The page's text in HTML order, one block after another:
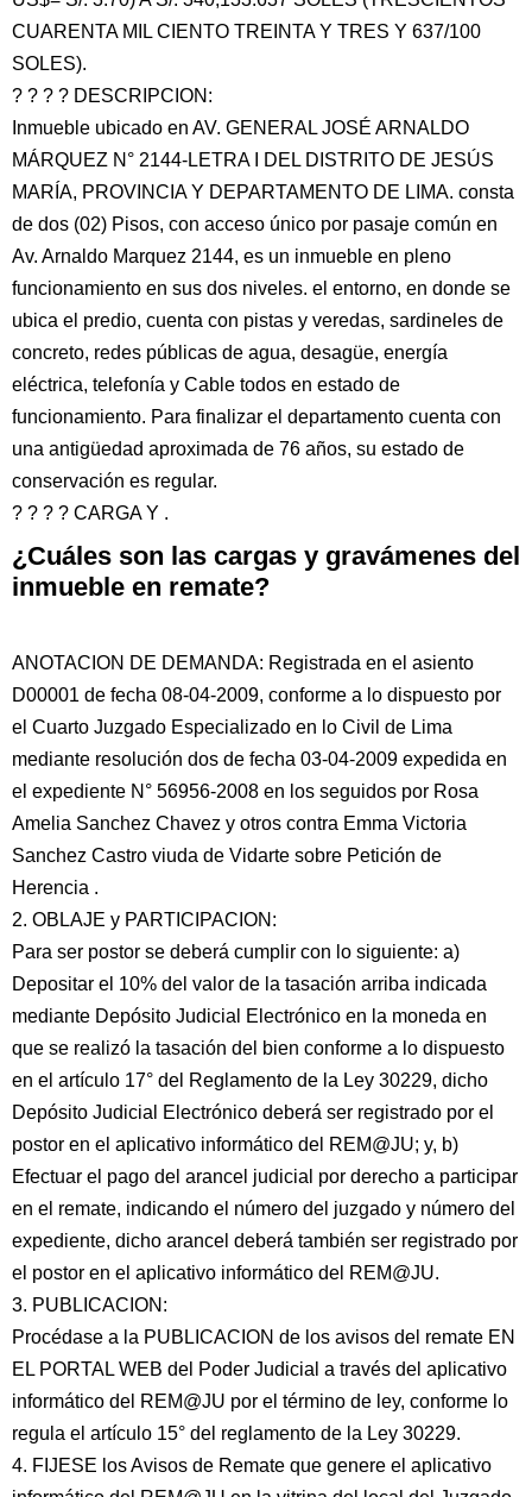
CUARENTA MIL CIENTO TREINTA Y TRES Y 637/100
SOLES).
? ? ? ? DESCRIPCION:
Inmueble ubicado en AV. GENERAL JOSÉ ARNALDO
MÁRQUEZ N° 2144-LETRA I DEL DISTRITO DE JESÚS
MARÍA, PROVINCIA Y DEPARTAMENTO DE LIMA. consta
de dos (02) Pisos, con acceso único por pasaje común en
Av. Arnaldo Marquez 2144, es un inmueble en pleno
funcionamiento en sus dos niveles. el entorno, en donde se
ubica el predio, cuenta con pistas y veredas, sardineles de
concreto, redes públicas de agua, desagüe, energía
eléctrica, telefonía y Cable todos en estado de
funcionamiento. Para finalizar el departamento cuenta con
una antigüedad aproximada de 76 años, su estado de
conservación es regular.
? ? ? ? CARGA Y .
¿Cuáles son las cargas y gravámenes del
inmueble en remate?
ANOTACION DE DEMANDA: Registrada en el asiento
D00001 de fecha 08-04-2009, conforme a lo dispuesto por
el Cuarto Juzgado Especializado en lo Civil de Lima
mediante resolución dos de fecha 03-04-2009 expedida en
el expediente N° 56956-2008 en los seguidos por Rosa
Amelia Sanchez Chavez y otros contra Emma Victoria
Sanchez Castro viuda de Vidarte sobre Petición de
Herencia .
2. OBLAJE y PARTICIPACION:
Para ser postor se deberá cumplir con lo siguiente: a)
Depositar el 10% del valor de la tasación arriba indicada
mediante Depósito Judicial Electrónico en la moneda en
que se realizó la tasación del bien conforme a lo dispuesto
en el artículo 17° del Reglamento de la Ley 30229, dicho
Depósito Judicial Electrónico deberá ser registrado por el
postor en el aplicativo informático del REM@JU; y, b)
Efectuar el pago del arancel judicial por derecho a participar
en el remate, indicando el número del juzgado y número del
expediente, dicho arancel deberá también ser registrado por
el postor en el aplicativo informático del REM@JU.
3. PUBLICACION:
Procédase a la PUBLICACION de los avisos del remate EN
EL PORTAL WEB del Poder Judicial a través del aplicativo
informático del REM@JU por el término de ley, conforme lo
regula el artículo 15° del reglamento de la Ley 30229.
4. FIJESE los Avisos de Remate que genere el aplicativo